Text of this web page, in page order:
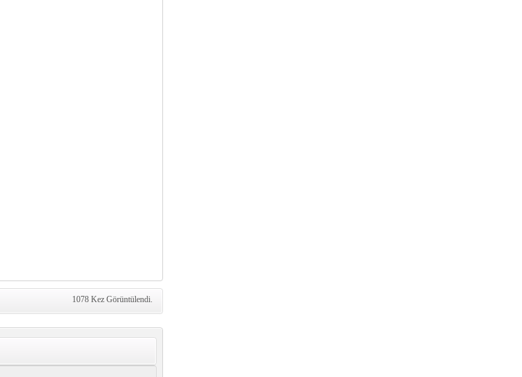
1078 Kez Görüntülendi.